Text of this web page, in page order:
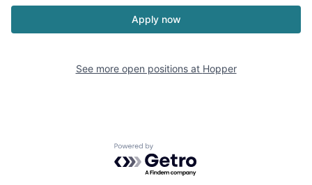
Apply now
See more open positions at Hopper
Powered by Getro.com